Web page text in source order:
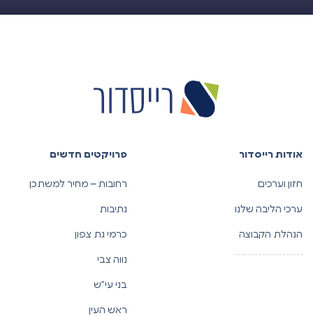
אודות רייסדור
חזון וערכים
ערכי הליבה שלנו
הנהלת הקבוצה
פרויקטים חדשים
רחובות – מחיר למשתכן
נתיבות
כרמי גת צפון
נווה צבי
בני עי”ש
ראש העין